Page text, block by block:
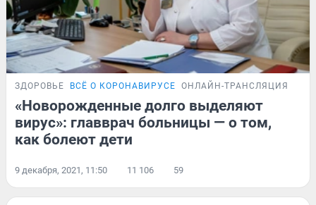
ЗДОРОВЬЕ ВСЁ О КОРОНАВИРУСЕ ОНЛАЙН-ТРАНСЛЯЦИЯ
«Новорожденные долго выделяют
вирус»: главврач больницы — о том,
как болеют дети
9 декабря, 2021, 11:50 11 106 59